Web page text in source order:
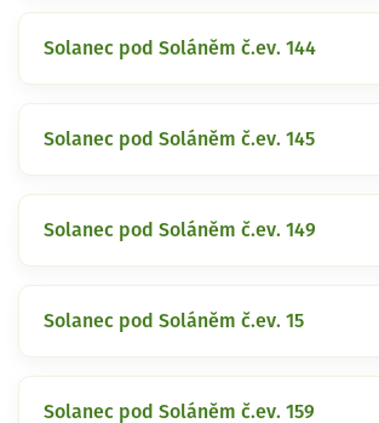
Solanec pod Soláněm č.ev. 144
Solanec pod Soláněm č.ev. 145
Solanec pod Soláněm č.ev. 149
Solanec pod Soláněm č.ev. 15
Solanec pod Soláněm č.ev. 159